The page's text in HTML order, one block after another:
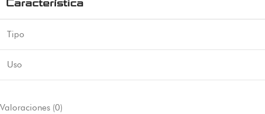
Característica
Tipo
Uso
Valoraciones (0)